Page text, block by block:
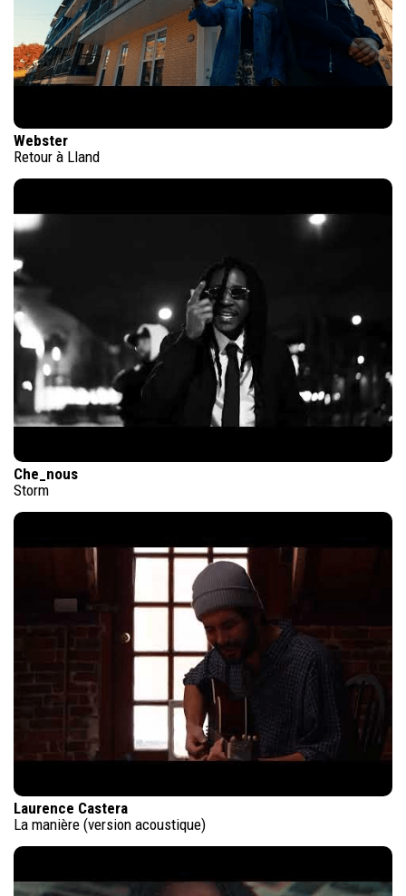
Webster
Retour à Lland
Che_nous
Storm
Laurence Castera
La manière (version acoustique)